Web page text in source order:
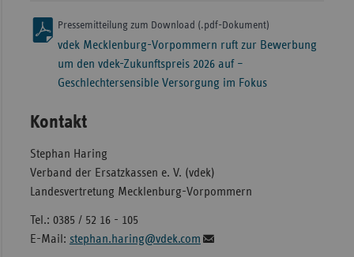
Pressemitteilung zum Download (.pdf-Dokument)
vdek Mecklenburg-Vorpommern ruft zur Bewerbung
um den vdek-Zukunftspreis 2026 auf –
Geschlechtersensible Versorgung im Fokus
Kontakt
Stephan Haring
Verband der Ersatzkassen e. V. (vdek)
Landesvertretung Mecklenburg-Vorpommern
Tel.: 0385 / 52 16 - 105
E-Mail: stephan.haring@vdek.com